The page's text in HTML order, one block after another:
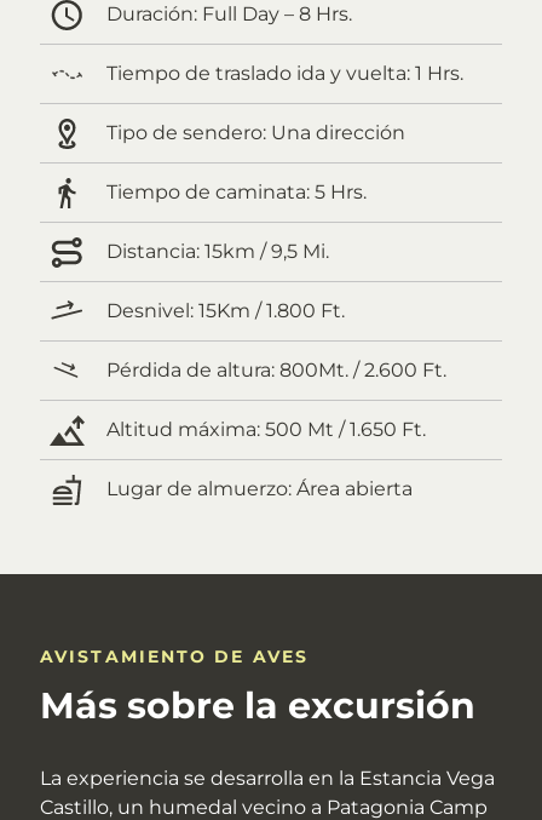
Duración: Full Day – 8 Hrs.
Tiempo de traslado ida y vuelta: 1 Hrs.
Tipo de sendero: Una dirección
Tiempo de caminata: 5 Hrs.
Distancia: 15km / 9,5 Mi.
Desnivel: 15Km / 1.800 Ft.
Pérdida de altura: 800Mt. / 2.600 Ft.
Altitud máxima: 500 Mt / 1.650 Ft.
Lugar de almuerzo: Área abierta
AVISTAMIENTO DE AVES
Más sobre la excursión
La experiencia se desarrolla en la Estancia Vega
Castillo, un humedal vecino a Patagonia Camp